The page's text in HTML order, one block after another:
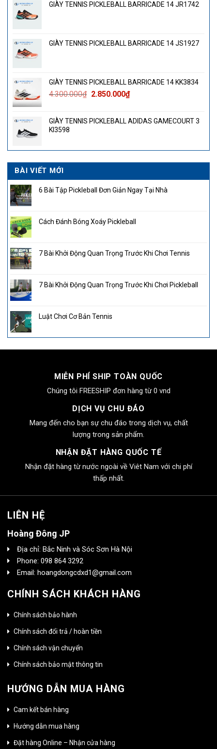
GIÀY TENNIS PICKLEBALL BARRICADE 14 JR1742
GIÀY TENNIS PICKLEBALL BARRICADE 14 JS1927
GIÀY TENNIS PICKLEBALL BARRICADE 14 KK3834
4.300.000₫ Giá
4.300.000₫.
2.850.000₫Giá
là:
GIÀY TENNIS PICKLEBALL ADIDAS GAMECOURT 3
KI3598
BÀI VIẾT MỚI
6 Bài Tập Pickleball Đơn Giản Ngay Tại Nhà
Cách Đánh Bóng Xoáy Pickleball
7 Bài Khởi Động Quan Trọng Trước Khi Chơi Tennis
7 Bài Khởi Động Quan Trọng Trước Khi Chơi Pickleball
Luật Chơi Cơ Bản Tennis
MIỄN PHÍ SHIP TOÀN QUỐC
Chúng tôi FREESHIP đơn hàng từ 0 vnd
DỊCH VỤ CHU ĐÁO
Mang đến cho bạn sự chu đáo trong dịch vụ, chất
lượng trong sản phẩm.
NHẬN ĐẶT HÀNG QUỐC TẾ
Nhận đặt hàng từ nước ngoài về Viêt Nam với chi phí
thấp nhất.
LIÊN HỆ
Hoàng Đông JP
Địa chỉ: Bắc Ninh và Sóc Sơn Hà Nội
Phone: 098 864 3292
Email: hoangdongcdxd1@gmail.com
CHÍNH SÁCH KHÁCH HÀNG
Chính sách bảo hành
Chính sách đổi trả / hoàn tiền
Chính sách vận chuyển
Chính sách bảo mật thông tin
HƯỚNG DẪN MUA HÀNG
Cam kết bán hàng
Hướng dẫn mua hàng
Đặt hàng Online – Nhận cửa hàng